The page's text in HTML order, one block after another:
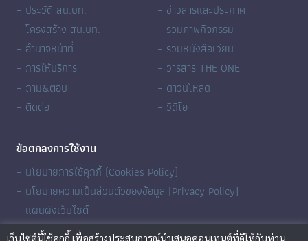
– ประวัติ สน.บท.
– โครงสร้าง สน.บท.
– อำนาจหน้าที่
– การให้บริการ
– ถาม&ตอบ
– ติดต่อ
– ข่าวสารและประกาศ
– รวมภาพกิจกรรม
– รวมหนังสือเวียน
– วารสาร THE ONE
– ดาวน์โหลด
– วิดีโอ
ข้อตกลงการใช้งาน
– นโยบายการใช้คุกกี้ (Cookies Policy)
– นโยบายความเป็นส่วนตัวของข้อมูล (Privacy Policy)
– แผนผังเว็บไซต์
เว็บไซต์นี้ใช้คุกกี้ เพื่อสร้างประสบการณ์นำเสนอคอนเทนต์ที่ดีให้กับท่าน